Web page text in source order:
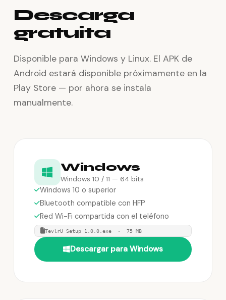
Descarga
gratuita
Disponible para Windows y Linux. El APK de
Android estará disponible próximamente en la
Play Store — por ahora se instala
manualmente.
Windows
Windows 10 / 11 — 64 bits
Windows 10 o superior
Bluetooth compatible con HFP
Red Wi-Fi compartida con el teléfono
TevlrU Setup 1.0.0.exe · 75 MB
Descargar para Windows